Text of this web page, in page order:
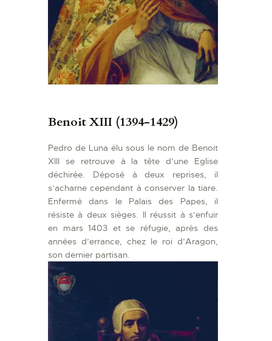
Benoit XIII (1394-1429)
Pedro de Luna élu sous le nom de Benoit
XIII se retrouve à la tête d’une Eglise
déchirée. Déposé à deux reprises, il
s’acharne cependant à conserver la tiare.
Enfermé dans le Palais des Papes, il
résiste à deux sièges. Il réussit à s’enfuir
en mars 1403 et se réfugie, après des
années d’errance, chez le roi d’Aragon,
son dernier partisan.